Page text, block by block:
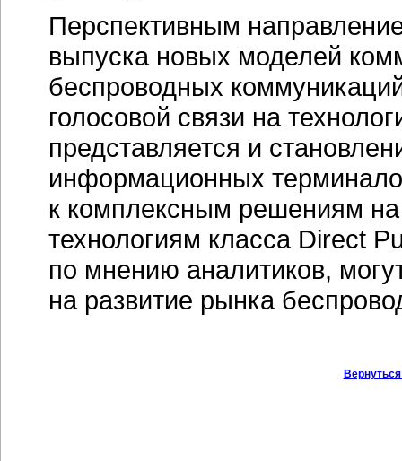
Перспективным
выпуска новых моделей
беспроводных
голосовой связи на
представляется и
информационных
к комплексным решениям на
технологиям класса Direct
по мнению аналитиков,
на развитие рынка